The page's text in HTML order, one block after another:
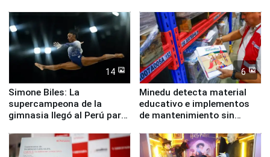
14
Simone Biles: La
supercampeona de la
gimnasia llegó al Perú para
Panamericanos Lima 2027
6
Minedu detecta material
educativo e implementos
de mantenimiento sin
la UGEL 2